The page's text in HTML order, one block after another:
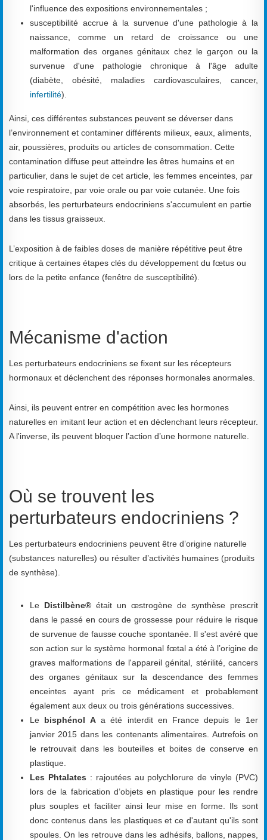
l'influence des expositions environnementales ;
susceptibilité accrue à la survenue d'une pathologie à la
naissance, comme un retard de croissance ou une
malformation des organes génitaux chez le garçon ou la
survenue d'une pathologie chronique à l'âge adulte
(diabète, obésité, maladies cardiovasculaires, cancer,
infertilité).
Ainsi, ces différentes substances peuvent se déverser dans
l’environnement et contaminer différents milieux, eaux, aliments,
air, poussières, produits ou articles de consommation. Cette
contamination diffuse peut atteindre les êtres humains et en
particulier, dans le sujet de cet article, les femmes enceintes, par
voie respiratoire, par voie orale ou par voie cutanée. Une fois
absorbés, les perturbateurs endocriniens s'accumulent en partie
dans les tissus graisseux.
L’exposition à de faibles doses de manière répétitive peut être
critique à certaines étapes clés du développement du fœtus ou
lors de la petite enfance (fenêtre de susceptibilité).
Mécanisme d'action
Les perturbateurs endocriniens se fixent sur les récepteurs
hormonaux et déclenchent des réponses hormonales anormales.
Ainsi, ils peuvent entrer en compétition avec les hormones
naturelles en imitant leur action et en déclenchant leurs récepteur.
A l'inverse, ils peuvent bloquer l’action d’une hormone naturelle.
Où se trouvent les
perturbateurs endocriniens ?
Les perturbateurs endocriniens peuvent être d’origine naturelle
(substances naturelles) ou résulter d’activités humaines (produits
de synthèse).
Le Distilbène® était un œstrogène de synthèse prescrit
dans le passé en cours de grossesse pour réduire le risque
de survenue de fausse couche spontanée. Il s'est avéré que
son action sur le système hormonal fœtal a été à l’origine de
graves malformations de l'appareil génital, stérilité, cancers
des organes génitaux sur la descendance des femmes
enceintes ayant pris ce médicament et probablement
également aux deux ou trois générations successives.
Le bisphénol Aa été interdit en France depuis le 1er
janvier 2015 dans les contenants alimentaires. Autrefois on
le retrouvait dans les bouteilles et boites de conserve en
plastique.
Les Phtalates : rajoutées au polychlorure de vinyle (PVC)
lors de la fabrication d’objets en plastique pour les rendre
plus souples et faciliter ainsi leur mise en forme. Ils sont
donc contenus dans les plastiques et ce d'autant qu'ils sont
spoules. On les retrouve dans les adhésifs, ballons, nappes,